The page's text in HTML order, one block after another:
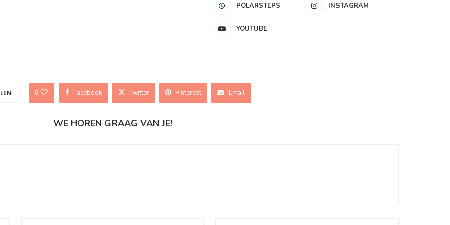
POLARSTEPS INSTAGRAM
YOUTUBE
0 Facebook Twitter Pinterest Email
WE HOREN GRAAG VAN JE!